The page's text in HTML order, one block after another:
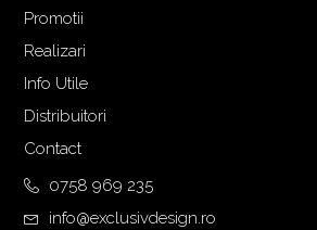
Promotii
Realizari
Info Utile
Distribuitori
Contact
0758 969 235
info@exclusivdesign.ro